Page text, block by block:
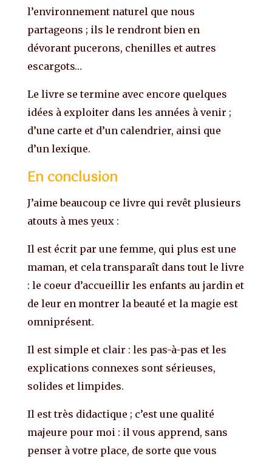
l’environnement naturel que nous
partageons ; ils le rendront bien en
dévorant pucerons, chenilles et autres
escargots…
Le livre se termine avec encore quelques
idées à exploiter dans les années à venir ;
d’une carte et d’un calendrier, ainsi que
d’un lexique.
En conclusion
J’aime beaucoup ce livre qui revêt plusieurs
atouts à mes yeux :
Il est écrit par une femme, qui plus est une
maman, et cela transparaît dans tout le livre
: le coeur d’accueillir les enfants au jardin et
de leur en montrer la beauté et la magie est
omniprésent.
Il est simple et clair : les pas-à-pas et les
explications connexes sont sérieuses,
solides et limpides.
Il est très didactique ; c’est une qualité
majeure pour moi : il vous apprend, sans
penser à votre place, de sorte que vous